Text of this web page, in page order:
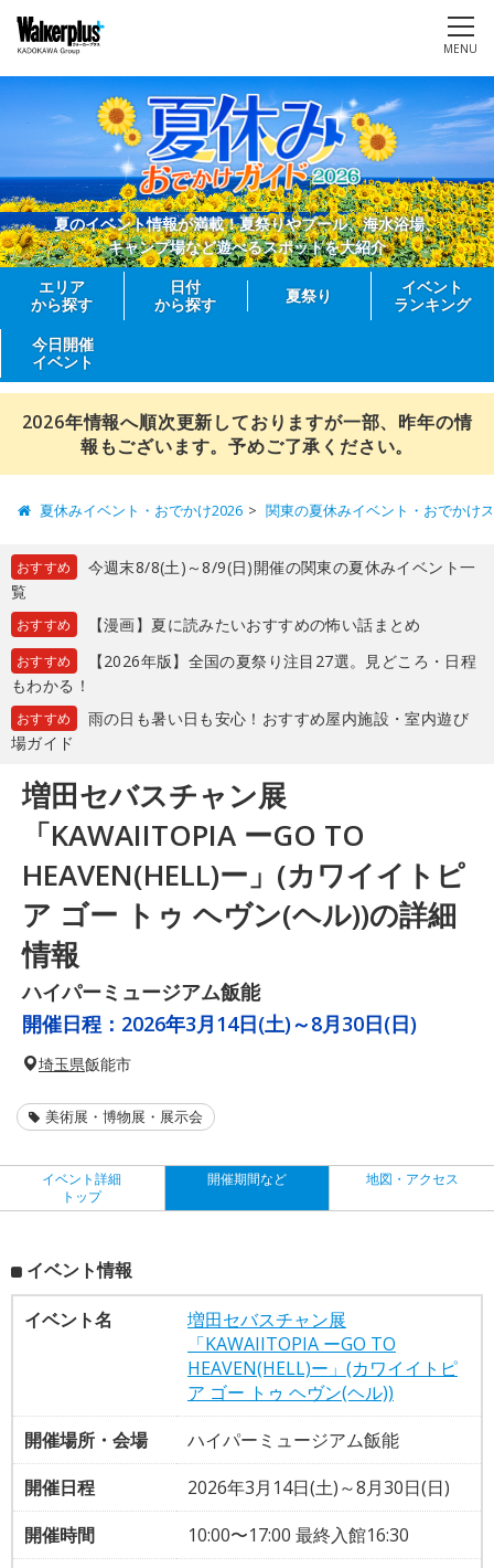
MENU
夏のイベント情報が満載！夏祭りやプール、海水浴場、
キャンプ場など遊べるスポットを大紹介
エリア
から探す
日付
から探す
夏祭り
イベント
ランキング
今日開催
イベント
2026年情報へ順次更新しておりますが一部、昨年の情
報もございます。予めご了承ください。
夏休みイベント・おでかけ2026 関東の夏休みイベント・おでかけ
おすすめ
今週末8/8(土)～8/9(日)開催の関東の夏休みイベント一
覧
おすすめ 【漫画】夏に読みたいおすすめの怖い話まとめ
おすすめ
【2026年版】全国の夏祭り注目27選。見どころ・日程
もわかる！
おすすめ
雨の日も暑い日も安心！おすすめ屋内施設・室内遊び
場ガイド
増田セバスチャン展
「KAWAIITOPIA ーGO TO
HEAVEN(HELL)ー」(カワイイトピ
ア ゴー トゥ ヘヴン(ヘル))の詳細
情報
ハイパーミュージアム飯能
開催日程： 2026年3月14日(土)～8月30日(日)
埼玉県飯能市
美術展・博物展・展示会
イベント詳細
トップ
開催期間など 地図・アクセス
イベント情報
イベント名
増田セバスチャン展
「KAWAIITOPIA ーGO TO
HEAVEN(HELL)ー」(カワイイトピ
ア ゴー トゥ ヘヴン(ヘル))
開催場所・会場
ハイパーミュージアム飯能
開催日程
2026年3月14日(土)～8月30日(日)
開催時間
10:00〜17:00 最終入館16:30